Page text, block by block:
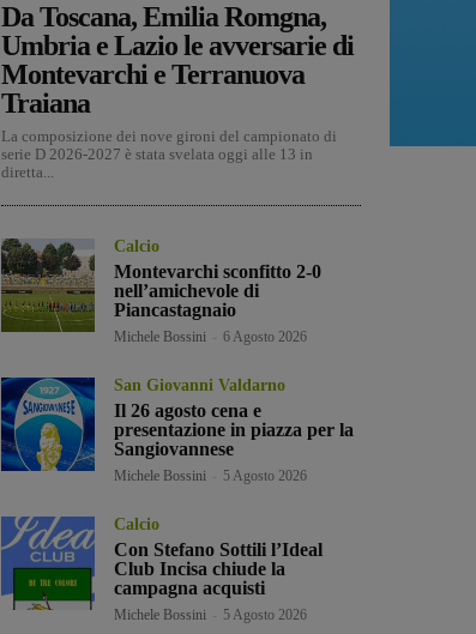
Da Toscana, Emilia Romgna,
Umbria e Lazio le avversarie di
Montevarchi e Terranuova
Traiana
La composizione dei nove gironi del campionato di
serie D 2026-2027 è stata svelata oggi alle 13 in
diretta...
Calcio
Montevarchi sconfitto 2-0
nell’amichevole di
Piancastagnaio
Michele Bossini 6 Agosto 2026
San Giovanni Valdarno
Il 26 agosto cena e
presentazione in piazza per la
Sangiovannese
Michele Bossini 5 Agosto 2026
Calcio
Con Stefano Sottili l’Ideal
Club Incisa chiude la
campagna acquisti
Michele Bossini 5 Agosto 2026